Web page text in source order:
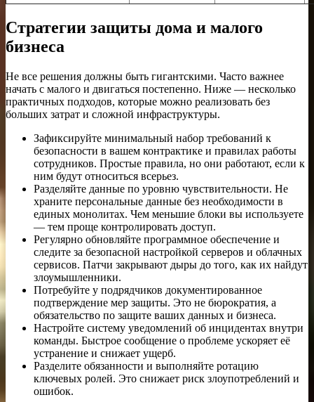
Стратегии защиты дома и малого
бизнеса
Не все решения должны быть гигантскими. Часто важнее
начать с малого и двигаться постепенно. Ниже — несколько
практичных подходов, которые можно реализовать без
больших затрат и сложной инфраструктуры.
Зафиксируйте минимальный набор требований к
безопасности в вашем контрактике и правилах работы
сотрудников. Простые правила, но они работают, если к
ним будут относиться всерьез.
Разделяйте данные по уровню чувствительности. Не
храните персональные данные без необходимости в
единых монолитах. Чем меньшие блоки вы используете
— тем проще контролировать доступ.
Регулярно обновляйте программное обеспечение и
следите за безопасной настройкой серверов и облачных
сервисов. Патчи закрывают дыры до того, как их найдут
злоумышленники.
Потребуйте у подрядчиков документированное
подтверждение мер защиты. Это не бюрократия, а
обязательство по защите ваших данных и бизнеса.
Настройте систему уведомлений об инцидентах внутри
команды. Быстрое сообщение о проблеме ускоряет её
устранение и снижает ущерб.
Разделите обязанности и выполняйте ротацию
ключевых ролей. Это снижает риск злоупотреблений и
ошибок.